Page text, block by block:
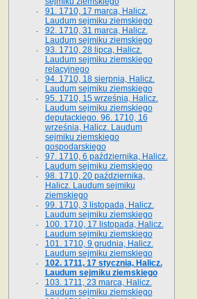
91. 1710, 17 marca, Halicz.
Laudum sejmiku ziemskiego
92. 1710, 31 marca, Halicz.
Laudum sejmiku ziemskiego
93. 1710, 28 lipca, Halicz.
Laudum sejmiku ziemskiego
relacyjnego
94. 1710, 18 sierpnia, Halicz.
Laudum sejmiku ziemskiego
95. 1710, 15 września, Halicz.
Laudum sejmiku ziemskiego
deputackiego. 96. 1710, 16
września, Halicz. Laudum
sejmiku ziemskiego
gospodarskiego
97. 1710, 6 października, Halicz.
Laudum sejmiku ziemskiego
98. 1710, 20 października,
Halicz. Laudum sejmiku
ziemskiego
99. 1710, 3 listopada, Halicz.
Laudum sejmiku ziemskiego
100. 1710, 17 listopada, Halicz.
Laudum sejmiku ziemskiego
101. 1710, 9 grudnia, Halicz.
Laudum sejmiku ziemskiego
102. 1711, 17 stycznia, Halicz.
Laudum sejmiku ziemskiego
103. 1711, 23 marca, Halicz.
Laudum sejmiku ziemskiego